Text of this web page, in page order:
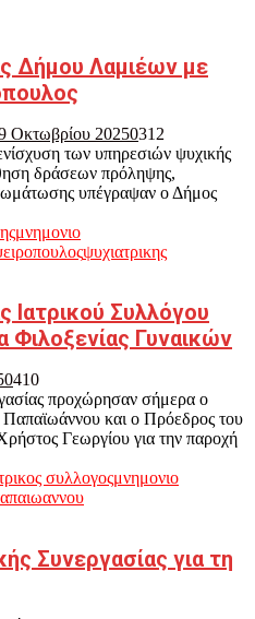
Δήμου Λαμιέων με
Οκτωβρίου 20250312
των υπηρεσιών ψυχικής
δράσεων πρόληψης,
υπέγραψαν ο Δήμος
μνημονιο
ψυχιατρικης
Ιατρικού Συλλόγου
Φιλοξενίας Γυναικών
0410
προχώρησαν σήμερα ο
και ο Πρόεδρος του
Γεωργίου για την παροχή
συλλογοςμνημονιο
Συνεργασίας για τη